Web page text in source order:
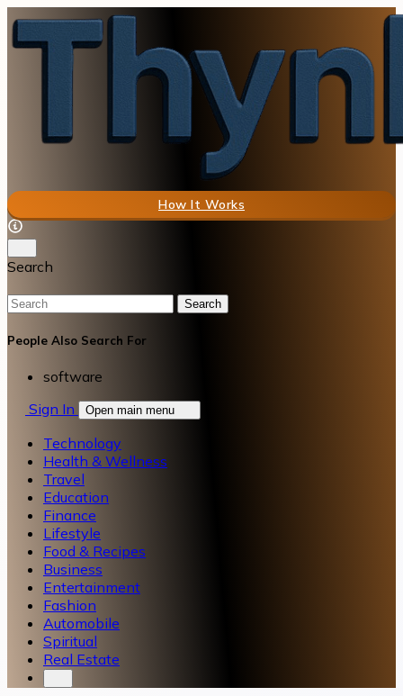
How It Works
Search
Search
People Also Search For
software
Sign In
Open main menu
Technology
Health & Wellness
Travel
Education
Finance
Lifestyle
Food & Recipes
Business
Entertainment
Fashion
Automobile
Spiritual
Real Estate